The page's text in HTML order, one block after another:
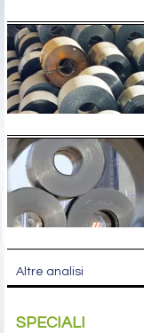
Altre analisi
SPECIALI